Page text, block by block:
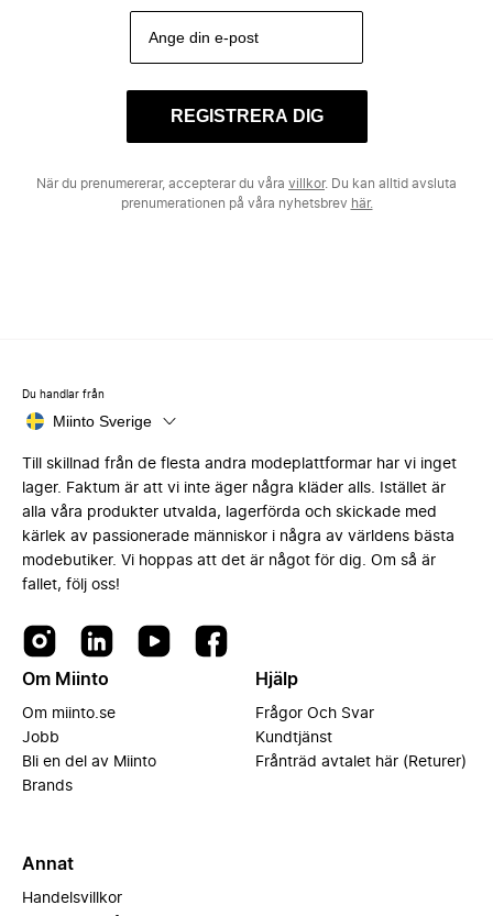
REGISTRERA DIG
När du prenumererar, accepterar du våra villkor. Du kan alltid avsluta
prenumerationen på våra nyhetsbrev här.
Du handlar från
Miinto Sverige
Till skillnad från de flesta andra modeplattformar har vi inget
lager. Faktum är att vi inte äger några kläder alls. Istället är
alla våra produkter utvalda, lagerförda och skickade med
kärlek av passionerade människor i några av världens bästa
modebutiker. Vi hoppas att det är något för dig. Om så är
fallet, följ oss!
Om Miinto
Om miinto.se
Jobb
Bli en del av Miinto
Brands
Hjälp
Frågor Och Svar
Kundtjänst
Frånträd avtalet här (Returer)
Annat
Handelsvillkor